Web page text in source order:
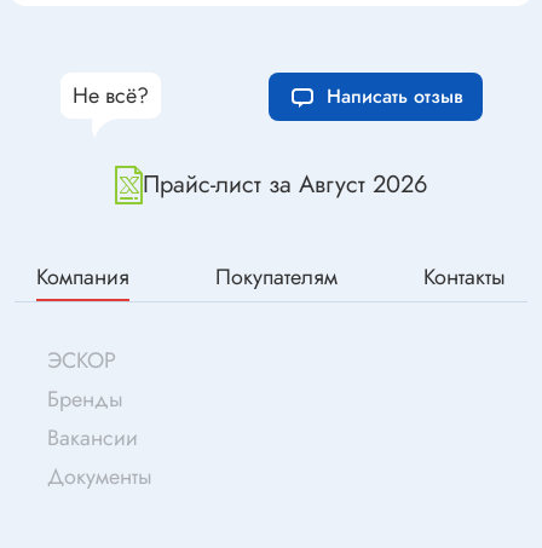
Прайс-лист за Август 2026
Не всё? Написать отзыв
Компания Покупателям Контакты
ЭСКОР
Бренды
Вакансии
Документы